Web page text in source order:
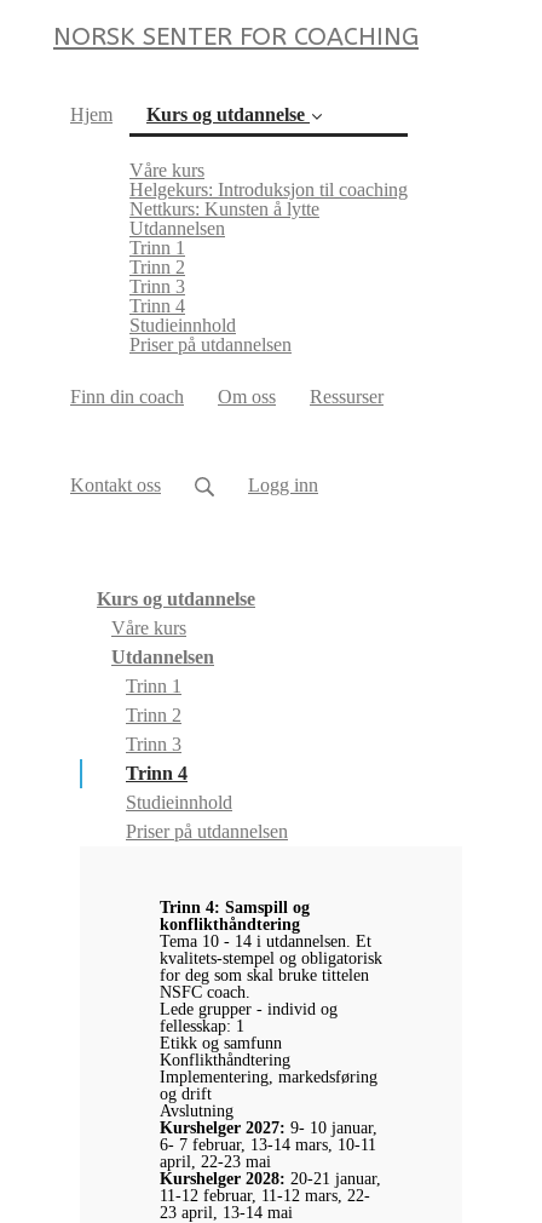
NORSK SENTER FOR COACHING
Hjem Kurs og utdannelse
Våre kurs
Helgekurs: Introduksjon til coaching
Nettkurs: Kunsten å lytte
Utdannelsen
Trinn 1
Trinn 2
Trinn 3
Trinn 4(current)
Studieinnhold
Priser på utdannelsen
Finn din coach Om oss Ressurser
Kontakt oss Logg inn
Kurs og utdannelse
Våre kurs
Utdannelsen
Trinn 1
Trinn 2
Trinn 3
Trinn 4
Studieinnhold
Priser på utdannelsen
Trinn 4: Samspill og
konflikthåndtering
Tema 10 - 14 i utdannelsen. Et
kvalitets-stempel og obligatorisk
for deg som skal bruke tittelen
NSFC coach.
Lede grupper - individ og
fellesskap: 1
Etikk og samfunn
Konflikthåndtering
Implementering, markedsføring
og drift
Avslutning
Kurshelger 2027: 9- 10 januar,
6- 7 februar, 13-14 mars, 10-11
april, 22-23 mai
Kurshelger 2028: 20-21 januar,
11-12 februar, 11-12 mars, 22-
23 april, 13-14 mai